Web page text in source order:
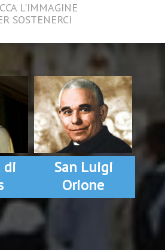
L'IMMAGINE
SOSTENERCI
di
San Luigi
Orione